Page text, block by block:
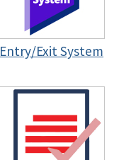
Entry/Exit System